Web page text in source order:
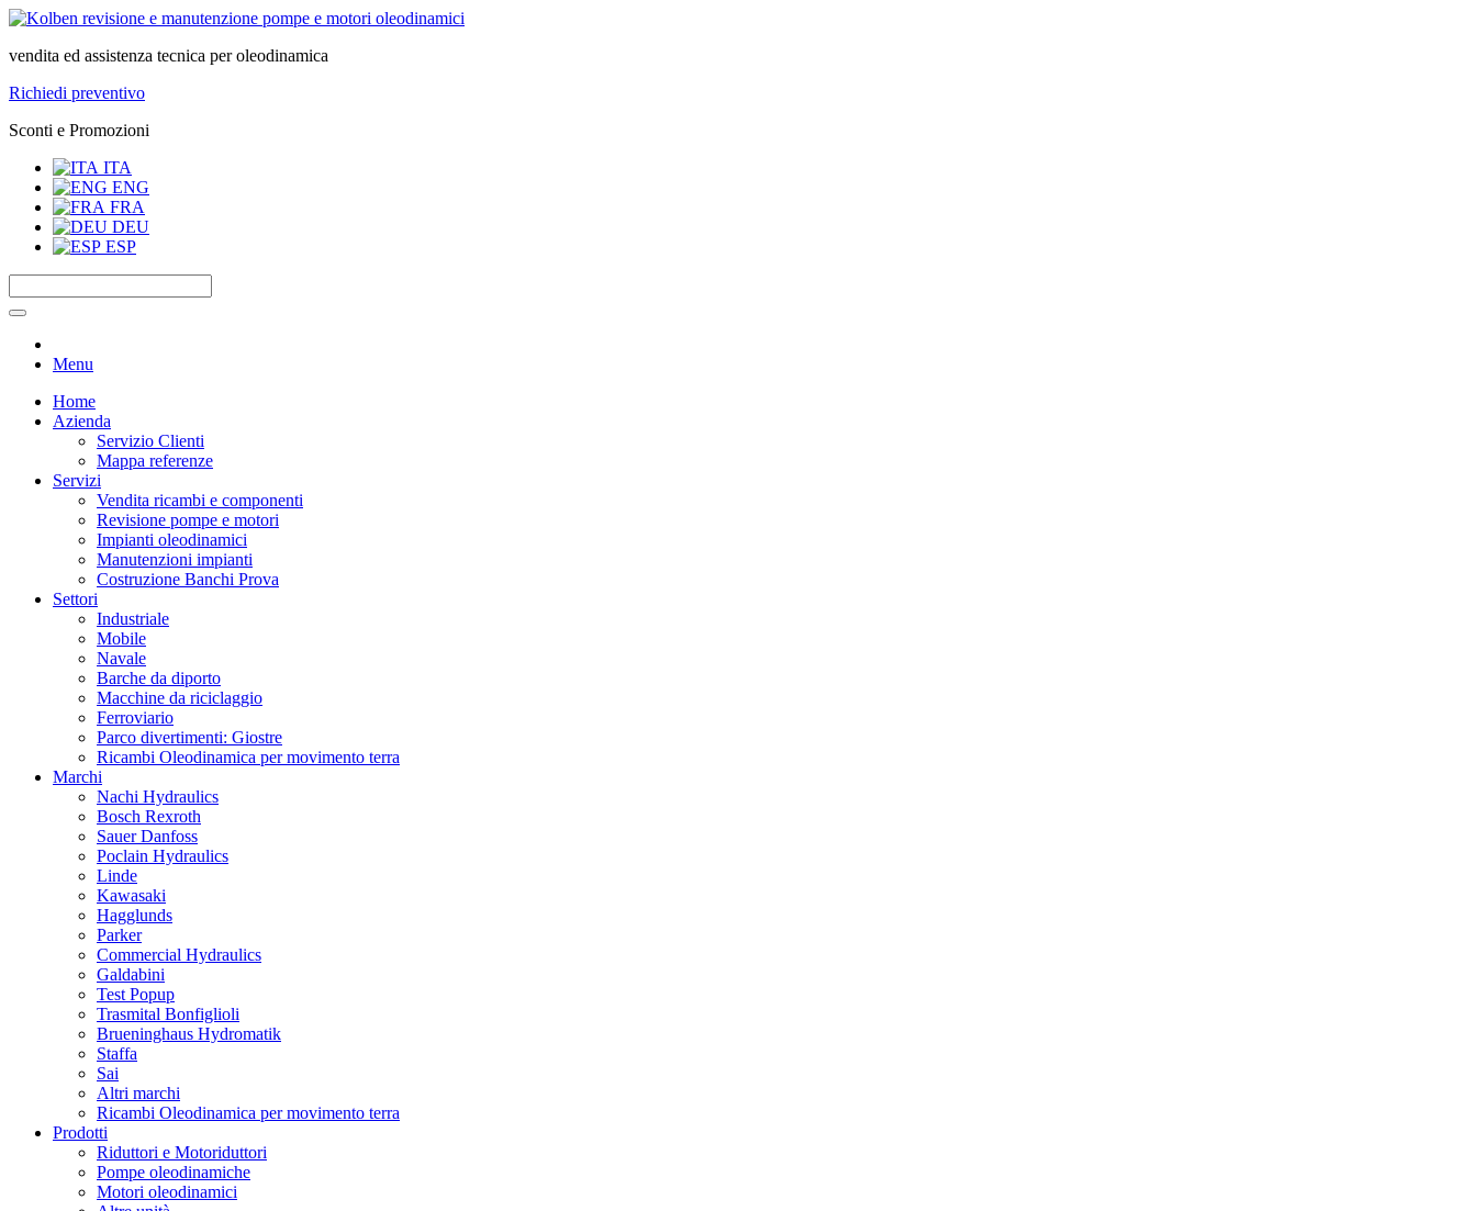
vendita ed assistenza tecnica per oleodinamica
Richiedi preventivo
Sconti e Promozioni
ITA
ENG
FRA
DEU
ESP
Menu
Home
Azienda
Servizio Clienti
Mappa referenze
Servizi
Vendita ricambi e componenti
Revisione pompe e motori
Impianti oleodinamici
Manutenzioni impianti
Costruzione Banchi Prova
Settori
Industriale
Mobile
Navale
Barche da diporto
Macchine da riciclaggio
Ferroviario
Parco divertimenti: Giostre
Ricambi Oleodinamica per movimento terra
Marchi
Nachi Hydraulics
Bosch Rexroth
Sauer Danfoss
Poclain Hydraulics
Linde
Kawasaki
Hagglunds
Parker
Commercial Hydraulics
Galdabini
Test Popup
Trasmital Bonfiglioli
Brueninghaus Hydromatik
Staffa
Sai
Altri marchi
Ricambi Oleodinamica per movimento terra
Prodotti
Riduttori e Motoriduttori
Pompe oleodinamiche
Motori oleodinamici